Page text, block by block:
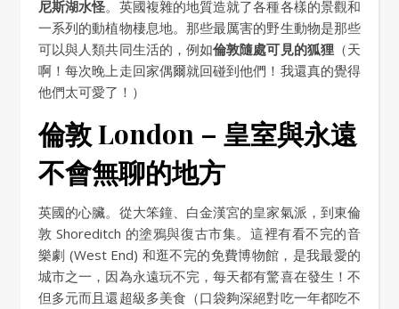
尼斯湖水怪。英國複雜的地質造就了各種各樣的景觀和
一系列的動植物棲息地。那些最厲害的野生動物是那些
可以與人類共同生活的，例如倫敦隨處可見的狐狸（天
啊！每次晚上走回家偶爾就回碰到他們！我還真的覺得
他們太可愛了！）
倫敦 London – 皇室與永遠
不會無聊的地方
英國的心臟。從大笨鐘、白金漢宮的皇家氣派，到東倫
敦 Shoreditch 的塗鴉與復古市集。這裡有看不完的音
樂劇 (West End) 和逛不完的免費博物館，是我最愛的
城市之一，因為永遠玩不完，每天都有驚喜在發生！不
但多元而且還超級多美食（口袋夠深絕對吃一年都吃不